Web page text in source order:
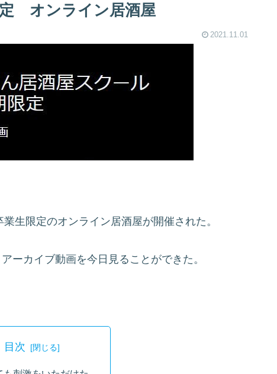
オンライン居酒屋
2021.11.01
生限定のオンライン居酒屋が開催された。
ーカイブ動画を今日見ることができた。
目次